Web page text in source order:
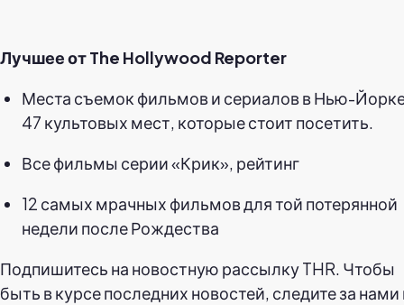
Лучшее от The Hollywood Reporter
Места съемок фильмов и сериалов в Нью-
47 культовых мест, которые стоит посетить.
Все фильмы серии «Крик», рейтинг
12 самых мрачных фильмов для той потерянной
недели после Рождества
Подпишитесь на новостную рассылку THR. Чтобы
быть в курсе последних новостей, следите за нами